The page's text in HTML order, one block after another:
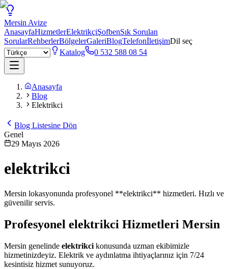
Mersin Avize
AnasayfaHizmetlerElektrikçiŞofbenSık Sorulan
SorularRehberlerBölgelerGaleriBlogTelefonİletişimDil seç
Katalog
0 532 588 08 54
Anasayfa
Blog
Elektrikci
Blog Listesine Dön
Genel
29 Mayıs 2026
elektrikci
Mersin lokasyonunda profesyonel **elektrikci** hizmetleri. Hızlı ve
güvenilir servis.
Profesyonel elektrikci Hizmetleri Mersin
Mersin genelinde elektrikci konusunda uzman ekibimizle
hizmetinizdeyiz. Elektrik ve aydınlatma ihtiyaçlarınız için 7/24
kesintisiz hizmet sunuyoruz.